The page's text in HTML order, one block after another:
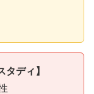
ディ】